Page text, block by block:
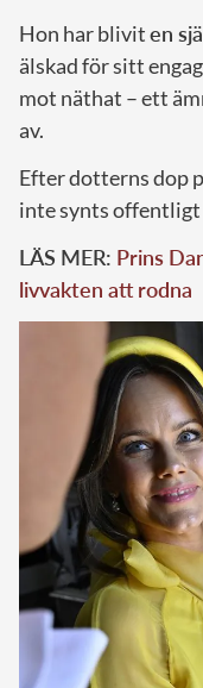
Hon har bliviten
älskad för sitt
mot näthat – ett
av.
Efter dotterns dop
inte synts offentligt
LÄS MER: Prins
livvakten att rodna